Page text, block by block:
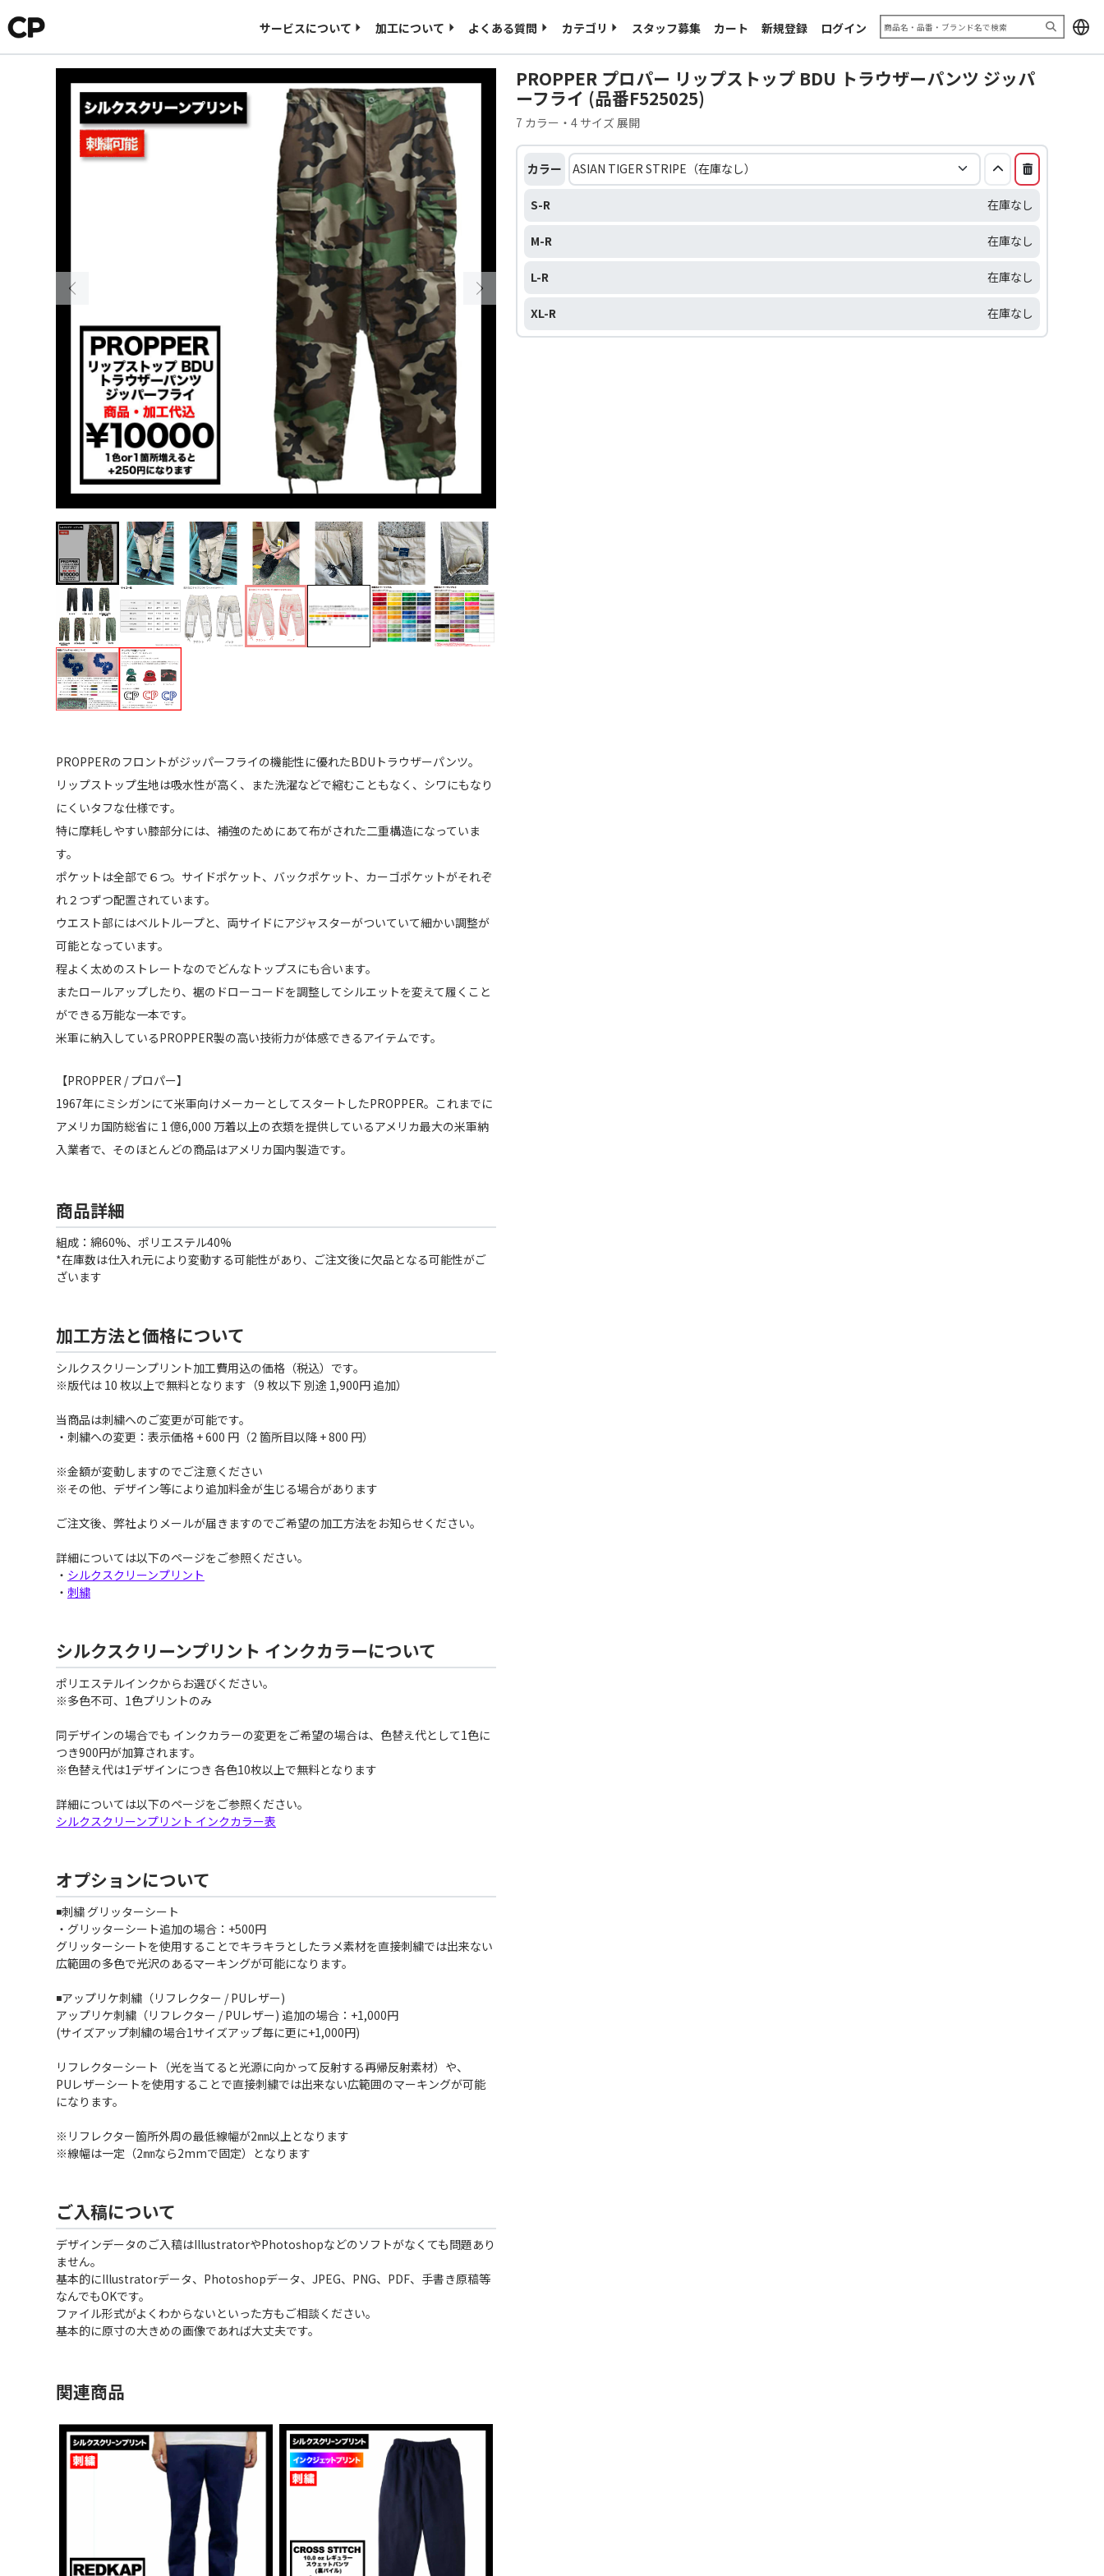
サービスについて 加工について よくある質問 カテゴリ スタッフ募集 カート 新規登録 ログイン
CORNER PRINTINGについて 特定商取引に基づく表記 プライバシーポリシー 利用規約 推奨ブラウザ
2025」
料金について ご入稿用のテンプレート 海外発送について お問い合わせフォーム
PROPPERのフロントがジッパーフライの機能性に優れたBDUトラウザーパンツ。
リップストップ生地は吸水性が高く、また洗濯などで縮むこともなく、シワにもなり
にくいタフな仕様です。
特に摩耗しやすい膝部分には、補強のためにあて布がされた二重構造になっていま
す。
ポケットは全部で６つ。サイドポケット、バックポケット、カーゴポケットがそれぞ
れ２つずつ配置されています。
ウエスト部にはベルトループと、両サイドにアジャスターがついていて細かい調整が
可能となっています。
程よく太めのストレートなのでどんなトップスにも合います。
またロールアップしたり、裾のドローコードを調整してシルエットを変えて履くこと
ができる万能な一本です。
米軍に納入しているPROPPER製の高い技術力が体感できるアイテムです。
【PROPPER / プロパー】
1967年にミシガンにて米軍向けメーカーとしてスタートしたPROPPER。これまでに
アメリカ国防総省に 1 億6,000 万着以上の衣類を提供しているアメリカ最大の米軍納
入業者で、そのほとんどの商品はアメリカ国内製造です。
商品詳細
組成：綿60%、ポリエステル40%
*在庫数は仕入れ元により変動する可能性があり、ご注文後に欠品となる可能性がご
ざいます
加工方法と価格について
シルクスクリーンプリント加工費用込の価格（税込）です。
※版代は 10 枚以上で無料となります（9 枚以下 別途 1,900円 追加）
当商品は刺繍へのご変更が可能です。
・刺繍への変更：表示価格 + 600 円（2 箇所目以降 + 800 円）
※金額が変動しますのでご注意ください
※その他、デザイン等により追加料金が生じる場合があります
ご注文後、弊社よりメールが届きますのでご希望の加工方法をお知らせください。
詳細については以下のページをご参照ください。
・ シルクスクリーンプリント
・ 刺繍
シルクスクリーンプリント インクカラーについて
ポリエステルインクからお選びください。
※多色不可、1色プリントのみ
同デザインの場合でも インクカラーの変更をご希望の場合は、色替え代として1色に
つき900円が加算されます。
※色替え代は1デザインにつき 各色10枚以上で無料となります
詳細については以下のページをご参照ください。
シルクスクリーンプリント インクカラー表
オプションについて
◾️刺繍 グリッターシート
・グリッターシート追加の場合：+500円
グリッターシートを使用することでキラキラとしたラメ素材を直接刺繍では出来ない
広範囲の多色で光沢のあるマーキングが可能になります。
◾️アップリケ刺繍（リフレクター / PUレザー)
アップリケ刺繍（リフレクター / PUレザー) 追加の場合：+1,000円
(サイズアップ刺繍の場合1サイズアップ毎に更に+1,000円)
リフレクターシート（光を当てると光源に向かって反射する再帰反射素材）や、
PUレザーシートを使用することで直接刺繍では出来ない広範囲のマーキングが可能
になります。
※リフレクター箇所外周の最低線幅が2㎜以上となります
※線幅は一定（2㎜なら2mmで固定）となります
ご入稿について
デザインデータのご入稿はIllustratorやPhotoshopなどのソフトがなくても問題あり
ません。
基本的にIllustratorデータ、Photoshopデータ、JPEG、PNG、PDF、手書き原稿等
なんでもOKです。
ファイル形式がよくわからないといった方もご相談ください。
基本的に原寸の大きめの画像であれば大丈夫です。
関連商品
PROPPER プロパー リップストップ BDU トラウザーパンツ ジッパ
ーフライ (品番F525025)
7 カラー・4 サイズ 展開
カラー
S-R 在庫なし
M-R 在庫なし
L-R 在庫なし
XL-R 在庫なし